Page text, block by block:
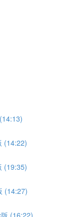
(14:22)
(19:35)
(14:27)
(16:22)